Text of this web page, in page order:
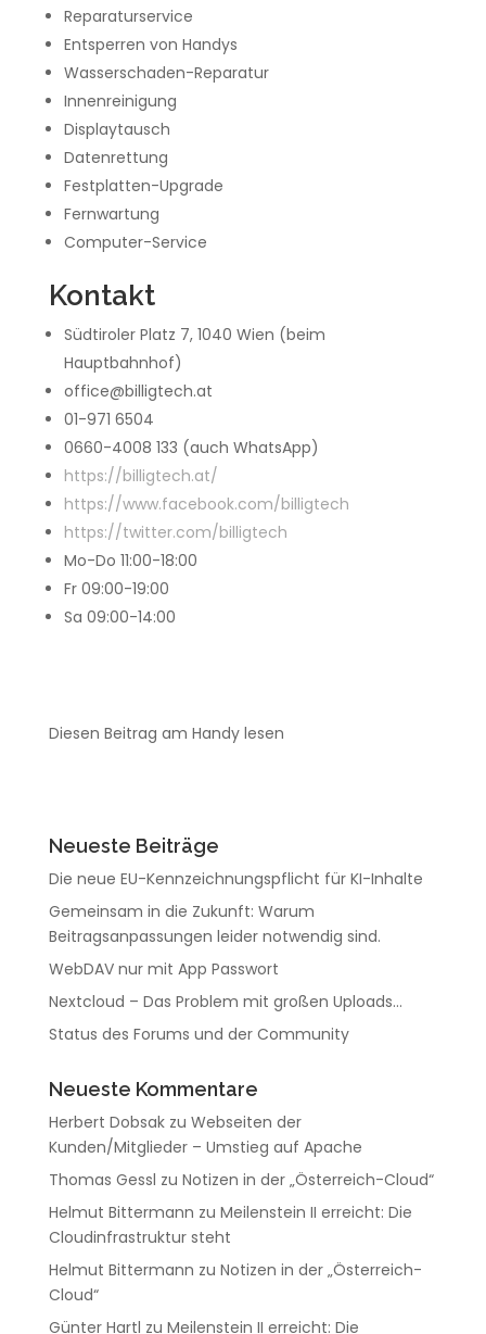
Reparaturservice
Entsperren von Handys
Wasserschaden-Reparatur
Innenreinigung
Displaytausch
Datenrettung
Festplatten-Upgrade
Fernwartung
Computer-Service
Kontakt
Südtiroler Platz 7, 1040 Wien (beim
Hauptbahnhof)
office@billigtech.at
01-971 6504
0660-4008 133 (auch WhatsApp)
https://billigtech.at/
https://www.facebook.com/billigtech
https://twitter.com/billigtech
Mo-Do 11:00-18:00
Fr 09:00-19:00
Sa 09:00-14:00
Diesen Beitrag am Handy lesen
Neueste Beiträge
Die neue EU-Kennzeichnungspflicht für KI-Inhalte
Gemeinsam in die Zukunft: Warum
Beitragsanpassungen leider notwendig sind.
WebDAV nur mit App Passwort
Nextcloud – Das Problem mit großen Uploads…
Status des Forums und der Community
Neueste Kommentare
Herbert Dobsakzu Webseiten der
Kunden/Mitglieder – Umstieg auf Apache
Thomas Gessl zu Notizen in der „Österreich-Cloud“
Helmut Bittermann zu Meilenstein II erreicht: Die
Cloudinfrastruktur steht
Helmut Bittermann zu Notizen in der „Österreich-
Cloud“
Günter Hartl zu Meilenstein II erreicht: Die